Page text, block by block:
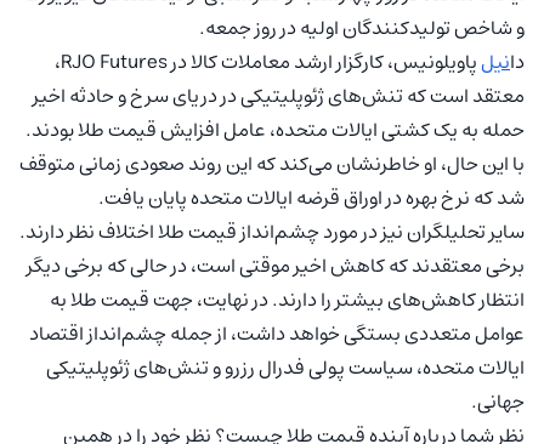
و شاخص تولیدکنندگان اولیه در روز جمعه.
دانیل
پاویلونیس، کارگزار ارشد معاملات کالا در RJO Futures،
معتقد است که تنش‌های ژئوپلیتیکی در دریای سرخ و حادثه اخیر
حمله به یک کشتی ایالات متحده، عامل افزایش قیمت طلا بودند.
با این حال، او خاطرنشان می‌کند که این روند صعودی زمانی متوقف
شد که نرخ بهره در اوراق قرضه ایالات متحده پایان یافت.
سایر تحلیلگران نیز در مورد چشم‌انداز قیمت طلا اختلاف نظر دارند.
برخی معتقدند که کاهش اخیر موقتی است، در حالی که برخی دیگر
انتظار کاهش‌های بیشتر را دارند. در نهایت، جهت قیمت طلا به
عوامل متعددی بستگی خواهد داشت، از جمله چشم‌انداز اقتصاد
ایالات متحده، سیاست پولی فدرال رزرو و تنش‌های ژئوپلیتیکی
جهانی.
نظر شما درباره آینده قیمت طلا چیست؟ نظر خود را در همین